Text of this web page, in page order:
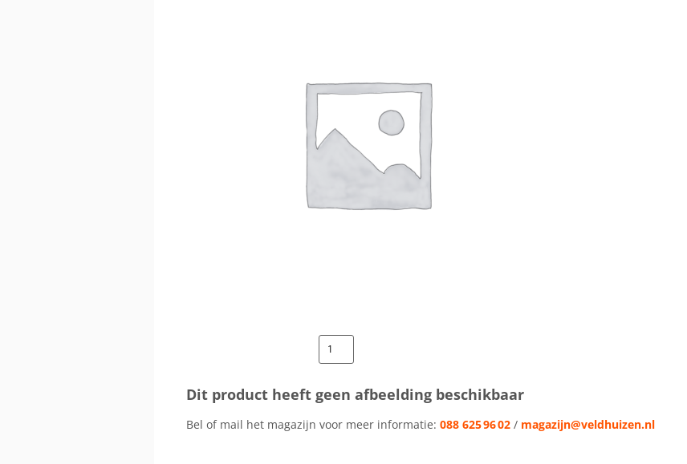
Dit product heeft geen afbeelding beschikbaar
Bel of mail het magazijn voor meer informatie: 088 625 96 02/ magazijn@veldhuizen.nl